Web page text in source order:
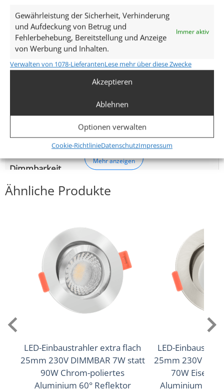
Gewährleistung der Sicherheit, Verhinderung
und Aufdeckung von Betrug und
Fehlerbehebung, Bereitstellung und Anzeige
von Werbung und Inhalten.
Immer aktiv
Verwalten von 1078-LieferantenLese mehr über diese Zwecke
Akzeptieren
Ablehnen
Optionen verwalten
Cookie-RichtlinieDatenschutzImpressum
Lochausschnitt Ø
34–68mm
Spannung (V)
AC 230V
Dimmbarkeit
Ja
100° Linse
Lichtstrom (Lumen)
Lichtfarbtemperatur (K)
2700K (Warmweiß), 3000K (Warmweiß), 4000K
Farbwiedergabe (CRI / Ra)
Mehr anzeigen
Ähnliche Produkte
LED-Einbaustrahler extra flach
25mm 230V DIMMBAR 7W statt
90W Chrom-poliertes
Aluminium 60° Reflektor
LED-
25mm 230V
70W Eisen-
Aluminium